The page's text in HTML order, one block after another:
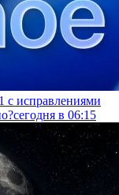
с исправлениями
сегодня в 06:15